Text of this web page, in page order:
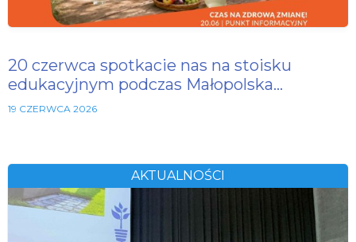
20 czerwca spotkacie nas na stoisku
edukacyjnym podczas Małopolska…
19 CZERWCA 2026
AKTUALNOŚCI